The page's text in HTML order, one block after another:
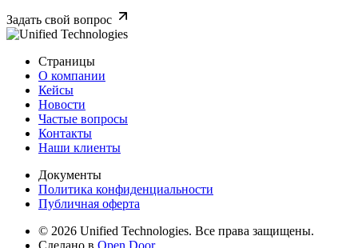
Задать свой вопрос
Страницы
О компании
Кейсы
Новости
Частые вопросы
Контакты
Наши клиенты
Документы
Политика конфиденциальности
Публичная оферта
© 2026 Unified Technologies. Все права защищены.